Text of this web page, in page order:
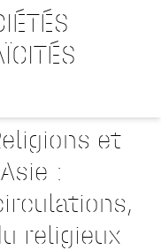
et
:
religieux